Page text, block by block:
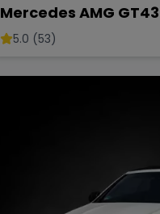
Mercedes AMG
5.0 (53)